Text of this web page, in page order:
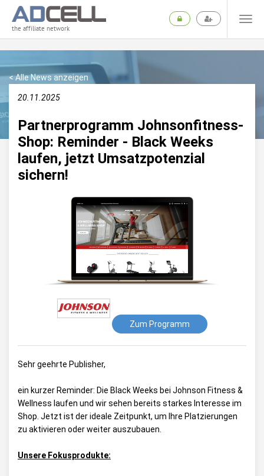
the affiliate network
< Alle News anzeigen
20.11.2025
Partnerprogramm Johnsonfitness-
Shop: Reminder - Black Weeks
laufen, jetzt Umsatzpotenzial
sichern!
Zum Programm
Sehr geehrte Publisher,
ein kurzer Reminder: Die Black Weeks bei Johnson Fitness &
Wellness laufen und wir sehen bereits starkes Interesse im
Shop. Jetzt ist der ideale Zeitpunkt, um Ihre Platzierungen
zu aktivieren oder weiter auszubauen.
Unsere Fokusprodukte: